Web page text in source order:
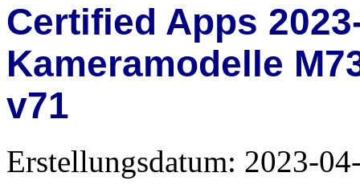
Certified Apps
Kameramodelle
v71
Erstellungsdatum: 2023-